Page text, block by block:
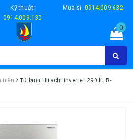
Kỹ thuật:
0914.009.130
Mua sỉ: 0914.009.632
0
trên
Tủ lạnh Hitachi inverter 290 lít R-